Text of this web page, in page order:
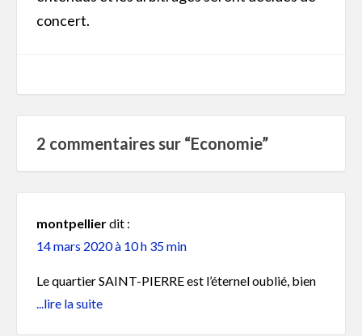
concert.
2 commentaires sur “Economie”
montpellierdit :
14 mars 2020 à 10 h 35 min
Le quartier SAINT-PIERRE est l’éternel oublié, bien
que nous payons des impôts comme les habitants du
...lire la suite